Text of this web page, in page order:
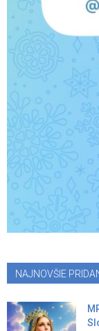
NAJNOVŠIE